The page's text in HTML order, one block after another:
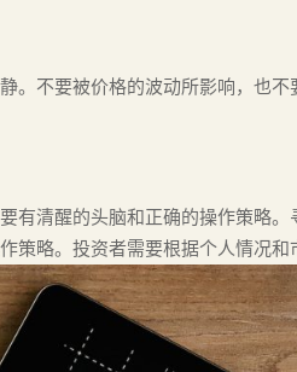
。不要被价格的波动所影响，也
有清醒的头脑和正确的操作策略
策略。投资者需要根据个人情况